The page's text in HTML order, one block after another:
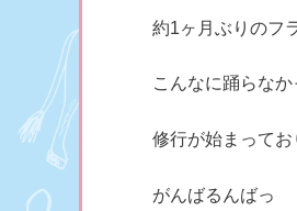
約1ヶ月ぶりのフ
こんなに踊らな
修行が始まってお
がんばるんばっ